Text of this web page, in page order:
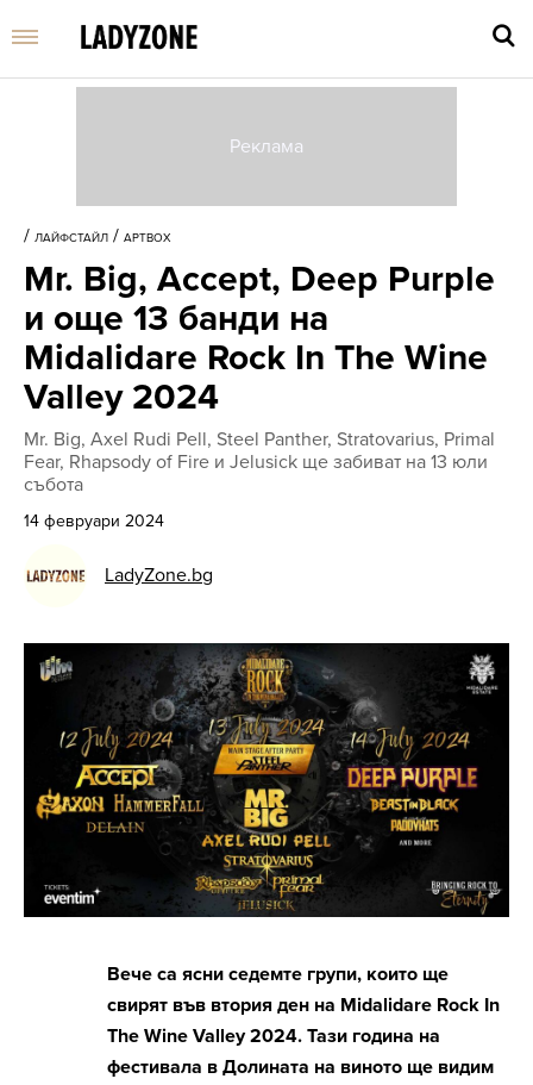
и
/ ЛАЙФСТАЙЛ / АРТBOX
Mr. Big, Accept, Deep Purple
и още 13 банди на
Midalidare Rock In The Wine
Valley 2024
Mr. Big, Axel Rudi Pell, Steel Panther, Stratovarius, Primal
Fear, Rhapsody of Fire и Jelusick ще забиват на 13 юли
събота
14 февруари 2024
LadyZone.bg
Вече са ясни седемте групи, които ще
свирят във втoрия ден на Midalidare Rock In
The Wine Valley 2024. Тази година на
фестивала в Долината на виното ще видим